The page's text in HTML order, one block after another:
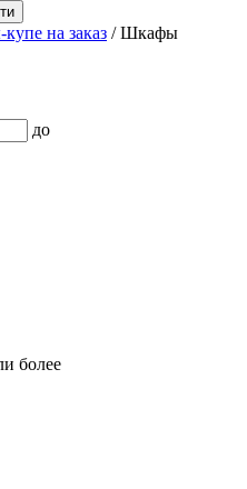
на заказ /Шкафы
до
более